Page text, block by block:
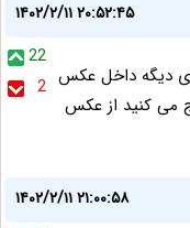
۱۴۰۲/۲/۱۱ ۲۰:۵۲:۴۵
22
2 دیگه داخل عکس
می کنید از عکس
۱۴۰۲/۲/۱۱ ۲۱:۰۰:۵۸